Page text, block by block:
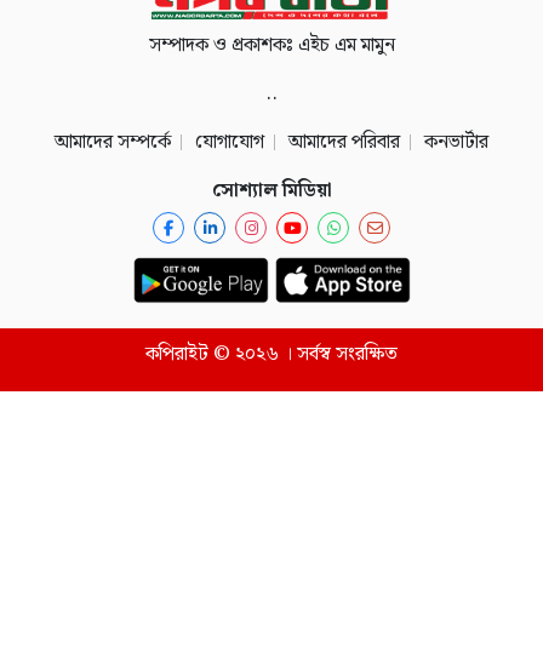
সম্পাদক ও প্রকাশকঃ এইচ এম মামুন
..
আমাদের সম্পর্কে
যোগাযোগ আমাদের পরিবার
কনভার্টার
সোশ্যাল মিডিয়া
কপিরাইট © ২০২৬ । সর্বস্ব সংরক্ষিত